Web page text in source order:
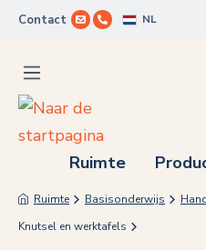
Ga naar de hoofdinhoud
Contact NL
Ruimte
Ruimte Basisonderwijs
Knutsel en werktafels